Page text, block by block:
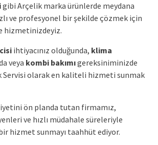
gibi Arçelik marka ürünlerde meydana
ve profesyonel bir şekilde çözmek için
hizmetinizdeyiz.
ihtiyacınız olduğunda, klima
veya kombibakımıgereksiniminizde
Servisi olarak en kaliteli hizmeti sunmak
ön planda tutan firmamız,
ve hızlı müdahale süreleriyle
hizmet sunmayı taahhüt ediyor.